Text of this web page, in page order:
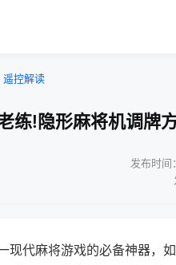
遥控解读
练!隐形麻将机调牌
发布时
现代麻将游戏的必备神器，